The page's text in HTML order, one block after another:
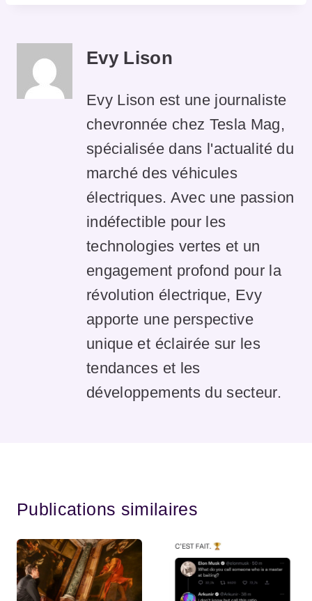
Evy Lison
Evy Lison est une journaliste
chevronnée chez Tesla Mag,
spécialisée dans l'actualité du
marché des véhicules
électriques. Avec une passion
indéfectible pour les
technologies vertes et un
engagement profond pour la
révolution électrique, Evy
apporte une perspective
unique et éclairée sur les
tendances et les
développements du secteur.
Publications similaires